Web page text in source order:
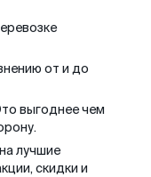
от и до
выгоднее чем
лучшие
скидки и